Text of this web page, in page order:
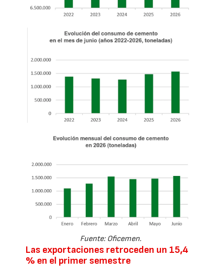
Fuente: Oficemen.
Las exportaciones retroceden un 15,4
% en el primer semestre